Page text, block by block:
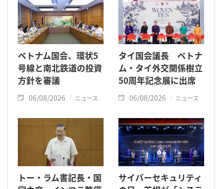
ベトナム国会、環状5
号線と南北鉄道の投資
方針を審議
06/08/2026 ニュース
タイ国会議長 ベトナ
ム・タイ外交関係樹立
50周年記念展に出席
06/08/2026 ニュース
トー・ラム書記長・国
サイバーセキュリティ